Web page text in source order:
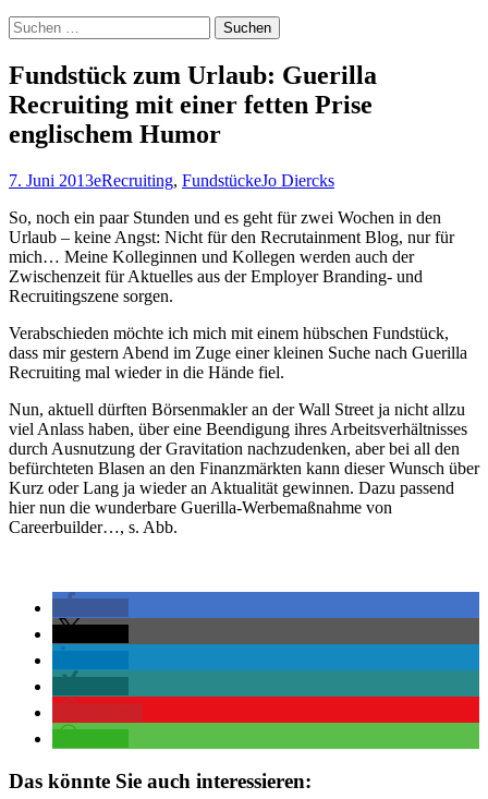
Suchen
nach:
Fundstück zum Urlaub: Guerilla
Recruiting mit einer fetten Prise
englischem Humor
7. Juni 2013eRecruiting, FundstückeJo Diercks
So, noch ein paar Stunden und es geht für zwei Wochen in den
Urlaub – keine Angst: Nicht für den Recrutainment Blog, nur für
mich… Meine Kolleginnen und Kollegen werden auch der
Zwischenzeit für Aktuelles aus der Employer Branding- und
Recruitingszene sorgen.
Verabschieden möchte ich mich mit einem hübschen Fundstück,
dass mir gestern Abend im Zuge einer kleinen Suche nach Guerilla
Recruiting mal wieder in die Hände fiel.
Nun, aktuell dürften Börsenmakler an der Wall Street ja nicht allzu
viel Anlass haben, über eine Beendigung ihres Arbeitsverhältnisses
durch Ausnutzung der Gravitation nachzudenken, aber bei all den
befürchteten Blasen an den Finanzmärkten kann dieser Wunsch über
Kurz oder Lang ja wieder an Aktualität gewinnen. Dazu passend
hier nun die wunderbare Guerilla-Werbemaßnahme von
Careerbuilder…, s. Abb.
Das könnte Sie auch interessieren: